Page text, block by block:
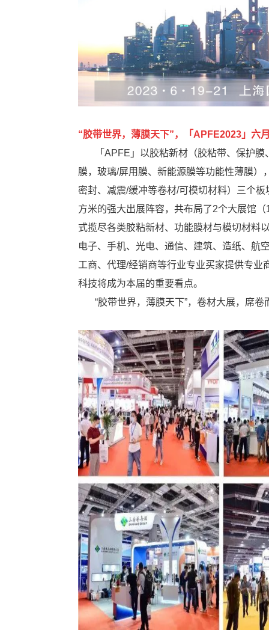
“胶带世界，薄膜天下”，「APFE2023」六
「APFE」以胶粘新材（胶粘带、保护膜
膜，玻璃/屏用膜、新能源膜等功能性薄膜
密封、减震/缓冲等卷材/可模切材料）三个
方米的强大出展阵容，共布局了2个大展馆
式揽尽各类胶粘新材、功能膜材与模切材料
电子、手机、光电、通信、建筑、造纸、航
工商、代理/经销商等行业专业买家提供专
科技将成为本届的重要看点。
“胶带世界，薄膜天下”，卷材大展，席卷